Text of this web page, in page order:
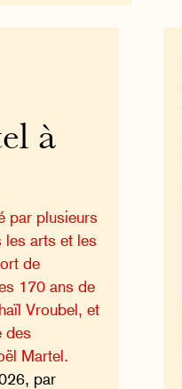
à
par plusieurs
les arts et les
de
170 ans de
Vroubel, et
des
Martel.
par